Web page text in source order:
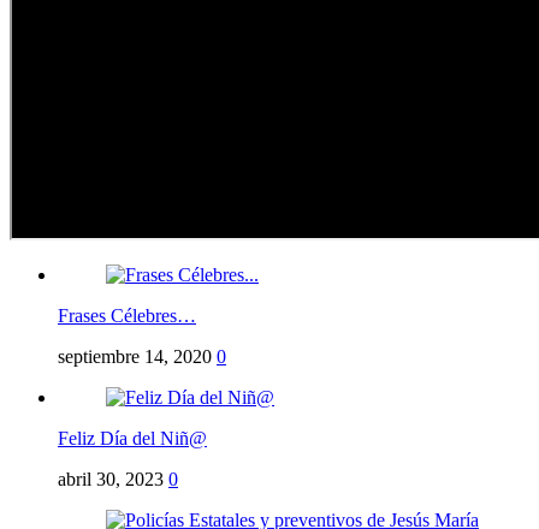
Frases Célebres…
septiembre 14, 2020 0
Feliz Día del Niñ@
abril 30, 2023 0